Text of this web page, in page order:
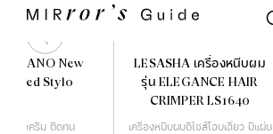
MILANO New
Stylo
กเนื้อครีม ติดทน
LESASHA เครื่องหนีบผม
รุ่น ELEGANCE HAIR
CRIMPER LS1640
เครื่องหนีบผมดีไซส์โฉบเฉี่ยว มีแผ่น